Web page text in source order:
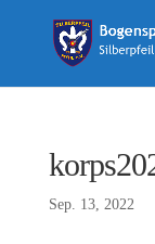
Sep. 13, 2022